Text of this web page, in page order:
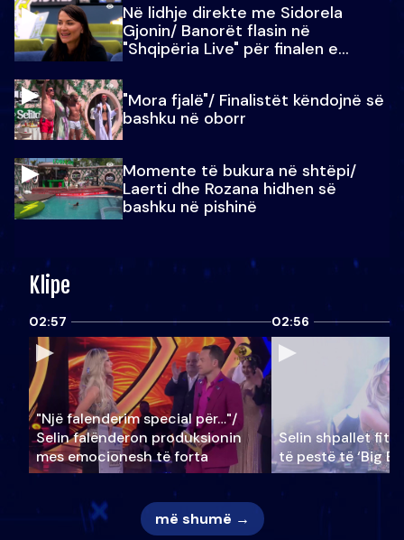
Në lidhje direkte me Sidorela
Gjonin/ Banorët flasin në
"Shqipëria Live" për finalen e
"Mora fjalë"/ Finalistët këndojnë së
bashku në oborr
Momente të bukura në shtëpi/
Laerti dhe Rozana hidhen së
bashku në pishinë
Klipe
02:57
"Një falenderim special për…"/
Selin falënderon produksionin
mes emocionesh të forta
02:56
Selin shpallet
të pestë të ‘Big
më shumë →